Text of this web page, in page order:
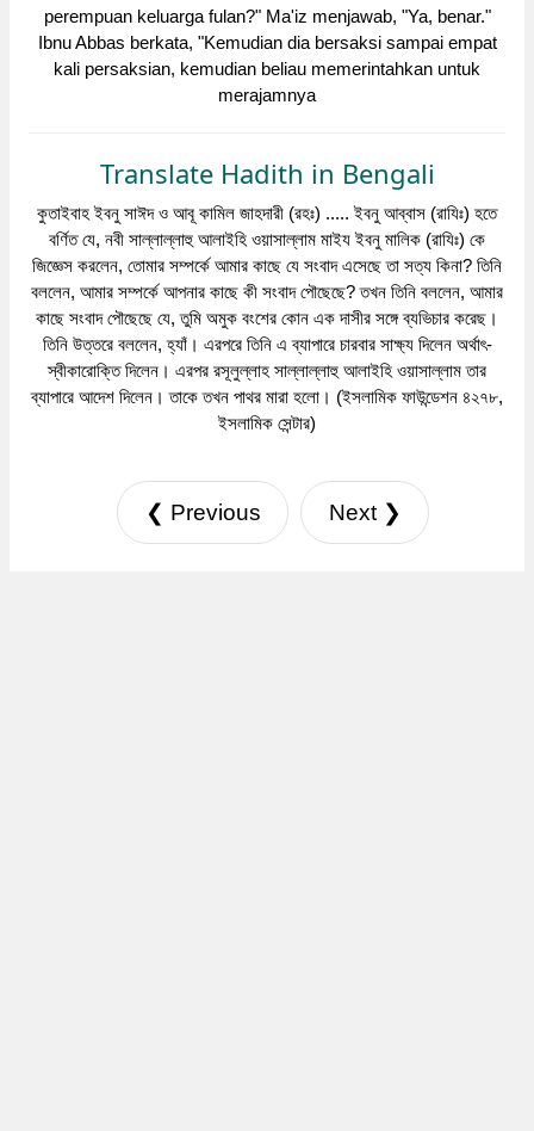
perempuan keluarga fulan?" Ma'iz menjawab, "Ya, benar."
Ibnu Abbas berkata, "Kemudian dia bersaksi sampai empat
kali persaksian, kemudian beliau memerintahkan untuk
merajamnya
Translate Hadith in Bengali
কুতাইবাহ ইবনু সাঈদ ও আবূ কামিল জাহদারী (রহঃ) ..... ইবনু আব্বাস (রাযিঃ) হতে
বর্ণিত যে, নবী সাল্লাল্লাহু আলাইহি ওয়াসাল্লাম মাইয ইবনু মালিক (রাযিঃ) কে
জিজ্ঞেস করলেন, তোমার সম্পর্কে আমার কাছে যে সংবাদ এসেছে তা সত্য কিনা? তিনি
বললেন, আমার সম্পর্কে আপনার কাছে কী সংবাদ পৌছেছে? তখন তিনি বললেন, আমার
কাছে সংবাদ পৌছেছে যে, তুমি অমুক বংশের কোন এক দাসীর সঙ্গে ব্যভিচার করেছ।
তিনি উত্তরে বললেন, হ্যাঁ। এরপরে তিনি এ ব্যাপারে চারবার সাক্ষ্য দিলেন অর্থাৎ-
স্বীকারোক্তি দিলেন। এরপর রসূলুল্লাহ সাল্লাল্লাহু আলাইহি ওয়াসাল্লাম তার
ব্যাপারে আদেশ দিলেন। তাকে তখন পাথর মারা হলো। (ইসলামিক ফাউন্ডেশন ৪২৭৮,
ইসলামিক সেন্টার)
❮ Previous Next ❯